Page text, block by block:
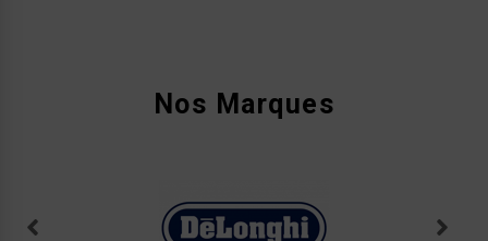
Nos Marques